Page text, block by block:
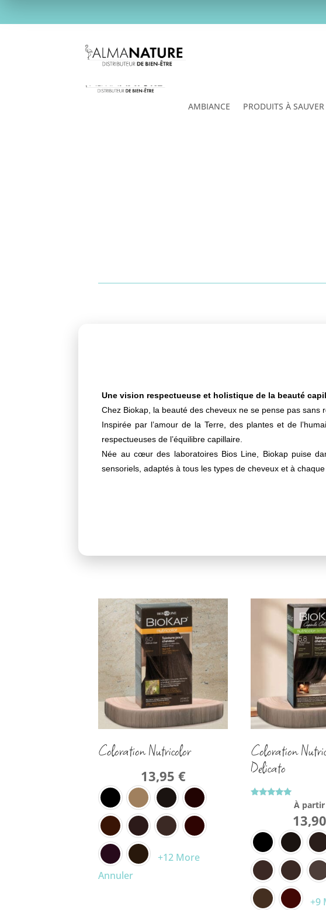
AMBIANCE PRODUITS À SAUVER
Une vision respectueuse et holistique de la beauté
Chez Biokap, la beauté des cheveux ne se pense pas sans
Inspirée par l’amour de la Terre, des plantes et de
respectueuses de l’équilibre capillaire.
Née au cœur des laboratoires Bios Line, Biokap puise
sensoriels, adaptés à tous les types de cheveux et à chaque
Coloration Nutricolor
13,95 €
+12 More
Annuler
Coloration
Delicato
À partir
+9